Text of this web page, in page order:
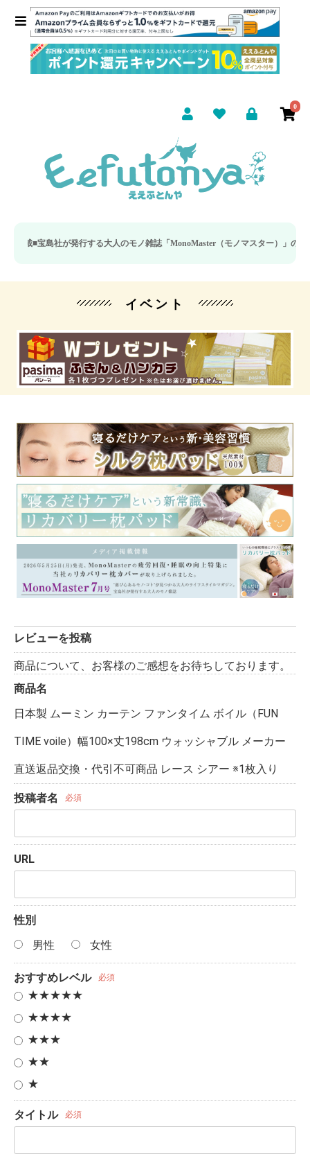
0
宝島社が発行する大人のモノ雑誌「MonoMaster（モノマスター）」の疲労回復
イベント
レビューを投稿
商品について、お客様のご感想をお待ちしております。
商品名
日本製 ムーミン カーテン ファンタイム ボイル（FUN
TIME voile）幅100×丈198cm ウォッシャブル メーカー
直送返品交換・代引不可商品 レース シアー ※1枚入り
投稿者名 必須
URL
性別
男性
女性
おすすめレベル 必須
★★★★★
★★★★
★★★
★★
★
タイトル 必須